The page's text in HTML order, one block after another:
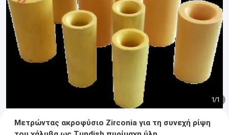
1/1
Μετρώντας ακροφύσιο Zirconia για τη συνεχή ρίψη